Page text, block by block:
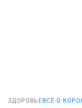
ЗДОРОВЬЕ ВСЁ О